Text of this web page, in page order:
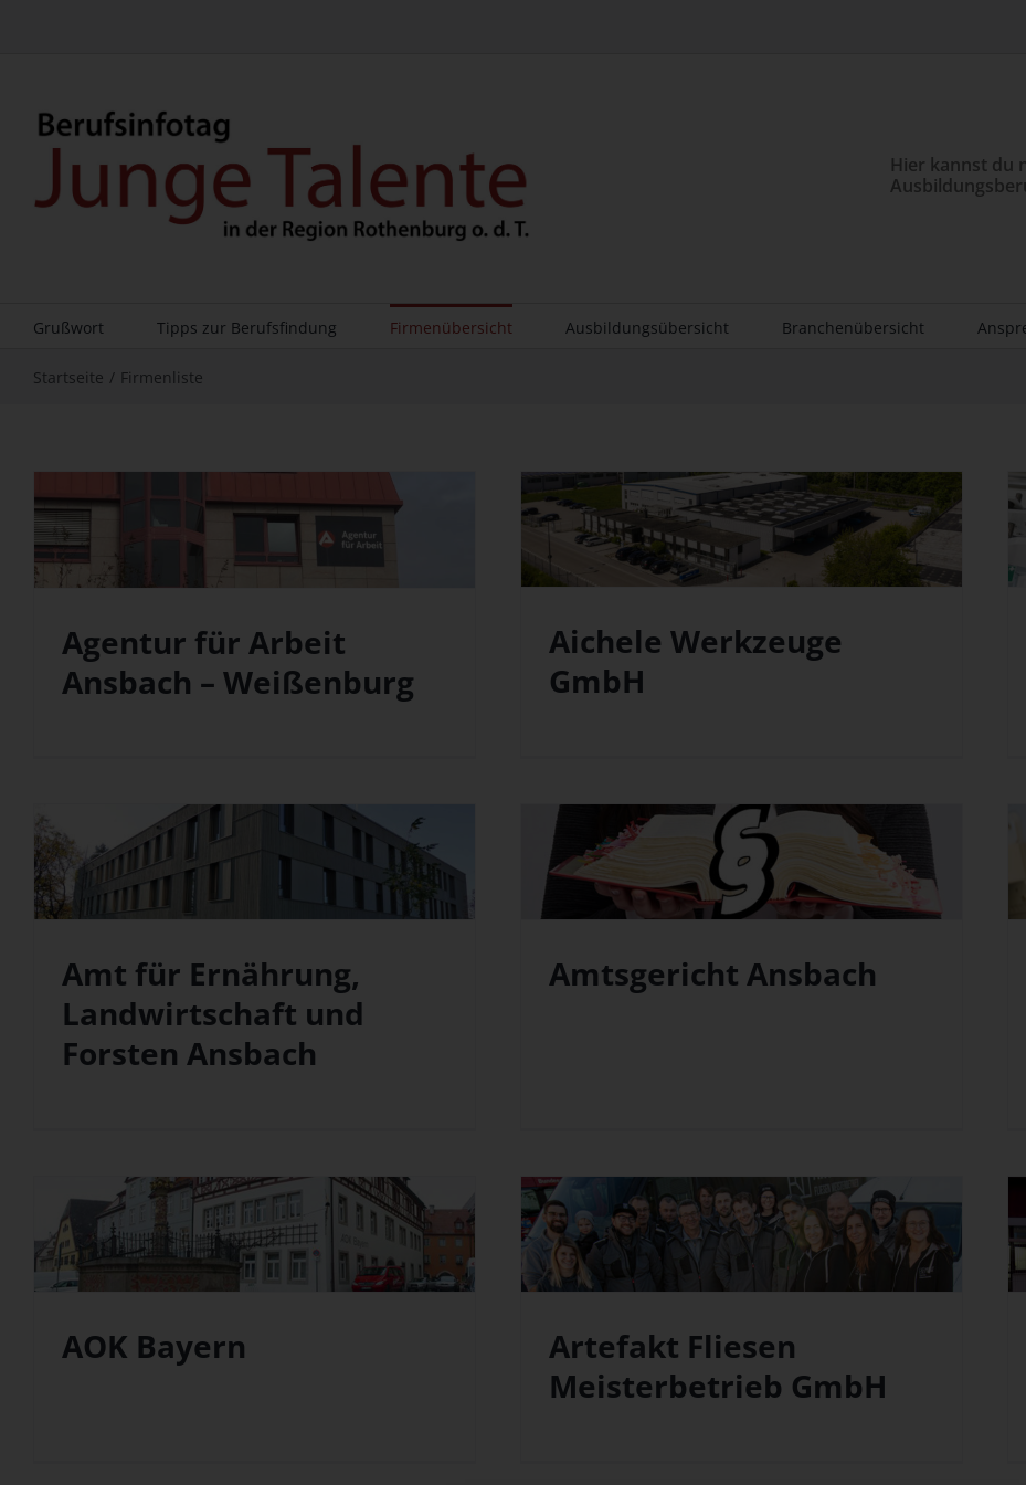
Hier kannst du
Grußwort Tipps zur Berufsfindung Firmenübersicht Ausbildungsübersicht Branchenübersicht
Startseite Firmenliste
Agentur für Arbeit
Ansbach – Weißenburg
Aichele Werkzeuge
GmbH
Amt für Ernährung,
Landwirtschaft und
Forsten Ansbach
Amtsgericht Ansbach
AOK Bayern
Artefakt Fliesen
Meisterbetrieb GmbH